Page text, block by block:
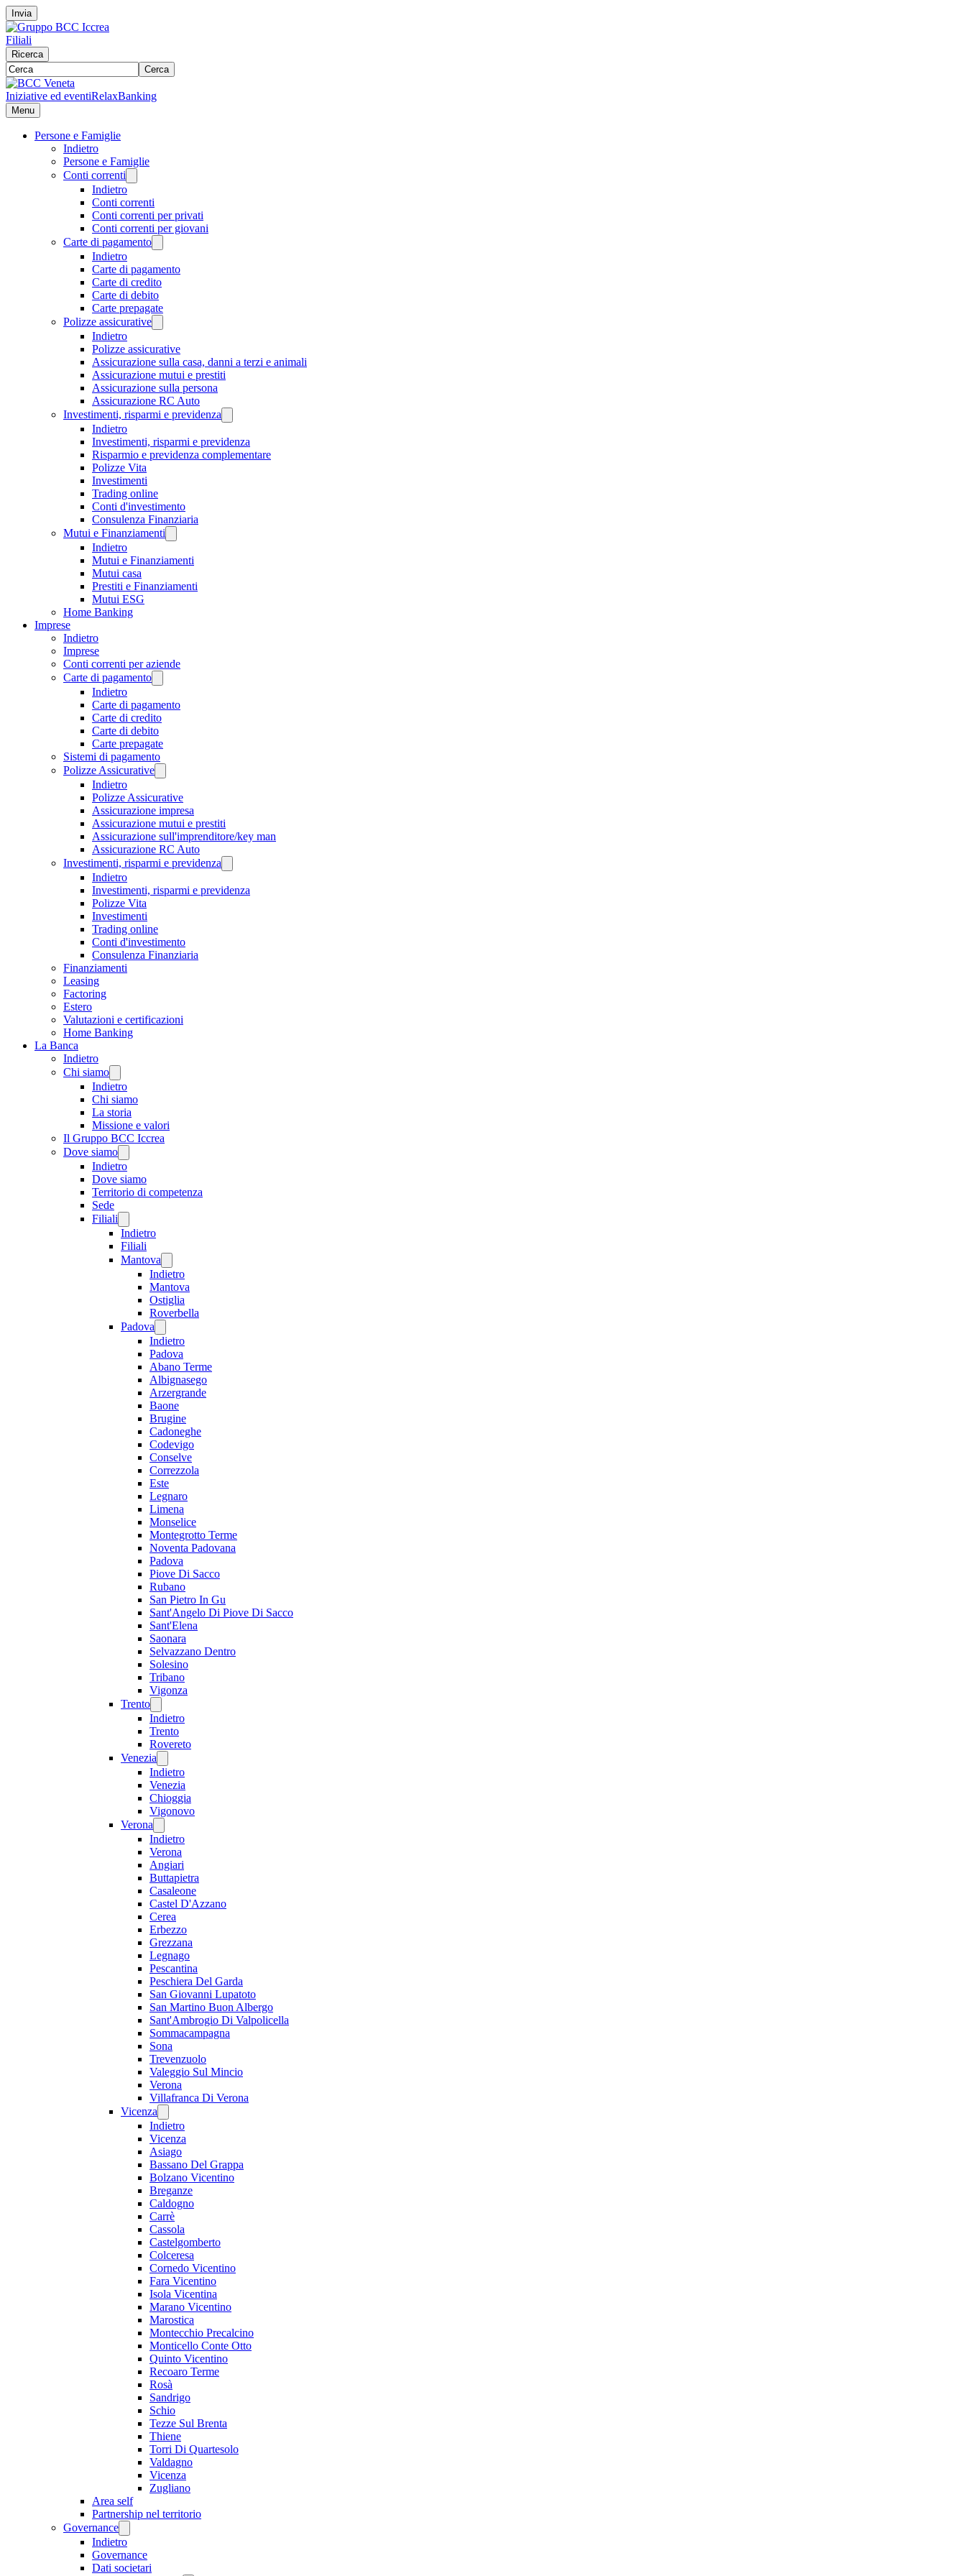
Invia
Filiali
Ricerca
Cerca
Iniziative ed eventiRelaxBanking
Menu
Persone e Famiglie
Indietro
Persone e Famiglie
Conti correnti
Indietro
Conti correnti
Conti correnti per privati
Conti correnti per giovani
Carte di pagamento
Indietro
Carte di pagamento
Carte di credito
Carte di debito
Carte prepagate
Polizze assicurative
Indietro
Polizze assicurative
Assicurazione sulla casa, danni a terzi e animali
Assicurazione mutui e prestiti
Assicurazione sulla persona
Assicurazione RC Auto
Investimenti, risparmi e previdenza
Indietro
Investimenti, risparmi e previdenza
Risparmio e previdenza complementare
Polizze Vita
Investimenti
Trading online
Conti d'investimento
Consulenza Finanziaria
Mutui e Finanziamenti
Indietro
Mutui e Finanziamenti
Mutui casa
Prestiti e Finanziamenti
Mutui ESG
Home Banking
Imprese
Indietro
Imprese
Conti correnti per aziende
Carte di pagamento
Indietro
Carte di pagamento
Carte di credito
Carte di debito
Carte prepagate
Sistemi di pagamento
Polizze Assicurative
Indietro
Polizze Assicurative
Assicurazione impresa
Assicurazione mutui e prestiti
Assicurazione sull'imprenditore/key man
Assicurazione RC Auto
Investimenti, risparmi e previdenza
Indietro
Investimenti, risparmi e previdenza
Polizze Vita
Investimenti
Trading online
Conti d'investimento
Consulenza Finanziaria
Finanziamenti
Leasing
Factoring
Estero
Valutazioni e certificazioni
Home Banking
La Banca
Indietro
Chi siamo
Indietro
Chi siamo
La storia
Missione e valori
Il Gruppo BCC Iccrea
Dove siamo
Indietro
Dove siamo
Territorio di competenza
Sede
Filiali
Indietro
Filiali
Mantova
Indietro
Mantova
Ostiglia
Roverbella
Padova
Indietro
Padova
Abano Terme
Albignasego
Arzergrande
Baone
Brugine
Cadoneghe
Codevigo
Conselve
Correzzola
Este
Legnaro
Limena
Monselice
Montegrotto Terme
Noventa Padovana
Padova
Piove Di Sacco
Rubano
San Pietro In Gu
Sant'Angelo Di Piove Di Sacco
Sant'Elena
Saonara
Selvazzano Dentro
Solesino
Tribano
Vigonza
Trento
Indietro
Trento
Rovereto
Venezia
Indietro
Venezia
Chioggia
Vigonovo
Verona
Indietro
Verona
Angiari
Buttapietra
Casaleone
Castel D'Azzano
Cerea
Erbezzo
Grezzana
Legnago
Pescantina
Peschiera Del Garda
San Giovanni Lupatoto
San Martino Buon Albergo
Sant'Ambrogio Di Valpolicella
Sommacampagna
Sona
Trevenzuolo
Valeggio Sul Mincio
Verona
Villafranca Di Verona
Vicenza
Indietro
Vicenza
Asiago
Bassano Del Grappa
Bolzano Vicentino
Breganze
Caldogno
Carrè
Cassola
Castelgomberto
Colceresa
Cornedo Vicentino
Fara Vicentino
Isola Vicentina
Marano Vicentino
Marostica
Montecchio Precalcino
Monticello Conte Otto
Quinto Vicentino
Recoaro Terme
Rosà
Sandrigo
Schio
Tezze Sul Brenta
Thiene
Torri Di Quartesolo
Valdagno
Vicenza
Zugliano
Area self
Partnership nel territorio
Governance
Indietro
Governance
Dati societari